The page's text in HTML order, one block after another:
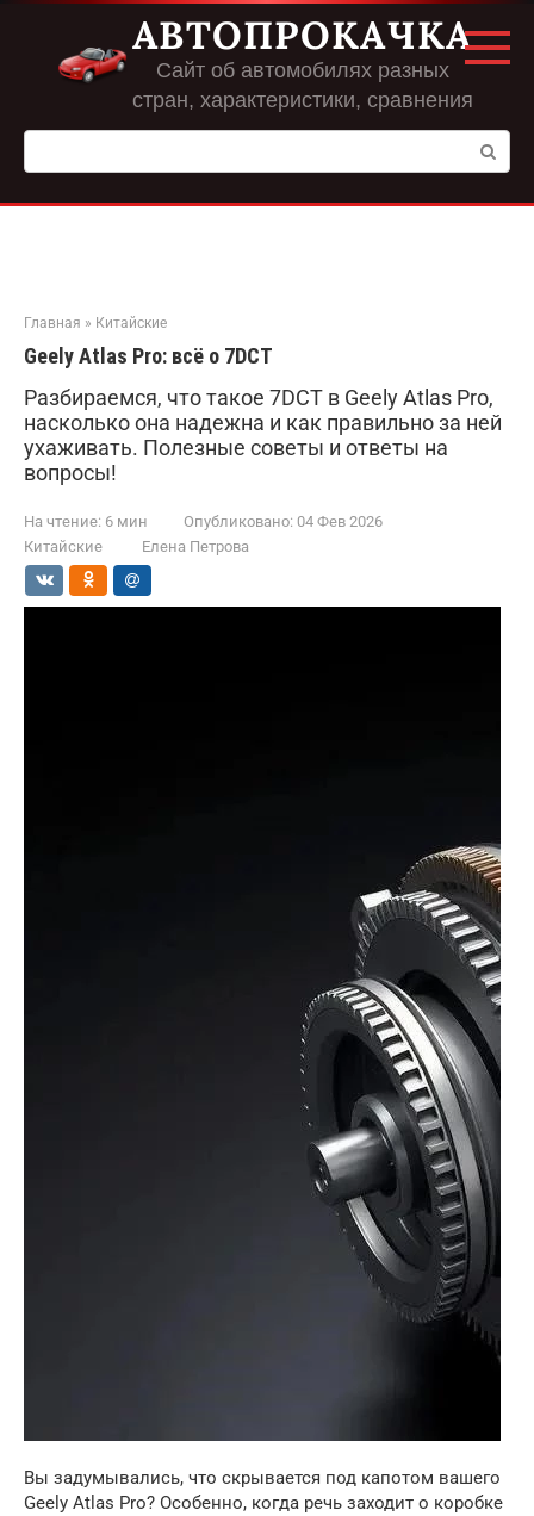
Перейти
контенту
АВТОПРОКАЧКА
Сайт об автомобилях разных
стран, характеристики, сравнения
Поиск:
Главная » Китайские
Geely Atlas Pro: всё о 7DCT
Разбираемся, что такое 7DCT в Geely Atlas Pro,
насколько она надежна и как правильно за ней
ухаживать. Полезные советы и ответы на
вопросы!
На чтение: 6 мин Опубликовано: 04 Фев 2026
Китайские
Елена Петрова
Вы задумывались, что скрывается под капотом вашего
Geely Atlas Pro? Особенно, когда речь заходит о коробке